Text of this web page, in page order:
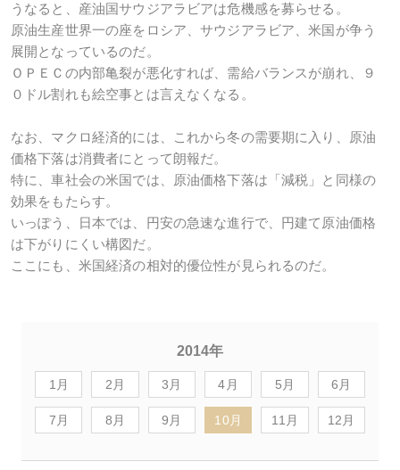
うなると、産油国サウジアラビアは危機感を募らせる。
原油生産世界一の座をロシア、サウジアラビア、米国が争う
展開となっているのだ。
ＯＰＥＣの内部亀裂が悪化すれば、需給バランスが崩れ、９
０ドル割れも絵空事とは言えなくなる。
なお、マクロ経済的には、これから冬の需要期に入り、原油
価格下落は消費者にとって朗報だ。
特に、車社会の米国では、原油価格下落は「減税」と同様の
効果をもたらす。
いっぽう、日本では、円安の急速な進行で、円建て原油価格
は下がりにくい構図だ。
ここにも、米国経済の相対的優位性が見られるのだ。
2014年
1月 2月 3月 4月 5月 6月
7月 8月 9月 10月 11月 12月